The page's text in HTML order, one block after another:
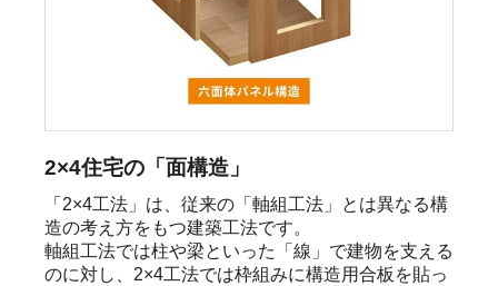
2×4住宅の「面構造」
「2×4工法」は、従来の「軸組工法」とは異なる構
造の考え方をもつ建築工法です。
軸組工法では柱や梁といった「線」で建物を支える
のに対し、2×4工法では枠組みに構造用合板を貼っ